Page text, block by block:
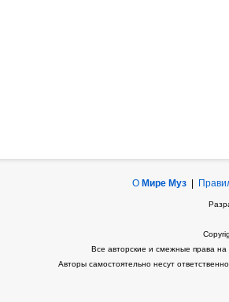
О Мире Муз|
Все авторские и смежные права
Авторы самостоятельно несут